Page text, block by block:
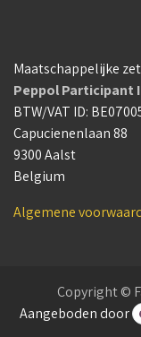
Maatschappelijke
Peppol Participant
BTW/VAT ID:
Capucienenlaan 88
9300 Aalst
Belgium
Algemene
Copyright ©
Aangeboden door